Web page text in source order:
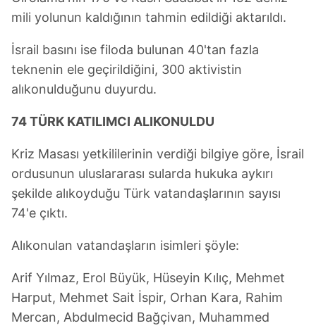
mili yolunun kaldığının tahmin edildiği aktarıldı.
İsrail basını ise filoda bulunan 40'tan fazla
teknenin ele geçirildiğini, 300 aktivistin
alıkonulduğunu duyurdu.
74 TÜRK KATILIMCI ALIKONULDU
Kriz Masası yetkililerinin verdiği bilgiye göre, İsrail
ordusunun uluslararası sularda hukuka aykırı
şekilde alıkoyduğu Türk vatandaşlarının sayısı
74'e çıktı.
Alıkonulan vatandaşların isimleri şöyle:
Arif Yılmaz, Erol Büyük, Hüseyin Kılıç, Mehmet
Harput, Mehmet Sait İspir, Orhan Kara, Rahim
Mercan, Abdulmecid Bağçivan, Muhammed